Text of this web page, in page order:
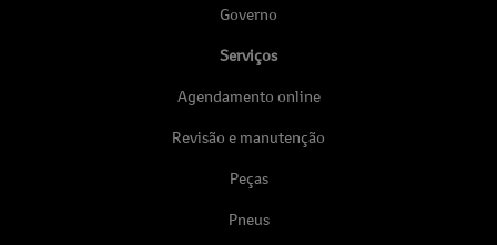
Governo
Serviços
Agendamento online
Revisão e manutenção
Peças
Pneus